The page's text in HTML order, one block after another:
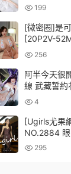
199
[微密圈]是
[20P2V-
256
阿半今天很
線 武藏誓約
4
[Ugirls尤果
NO.2884
295